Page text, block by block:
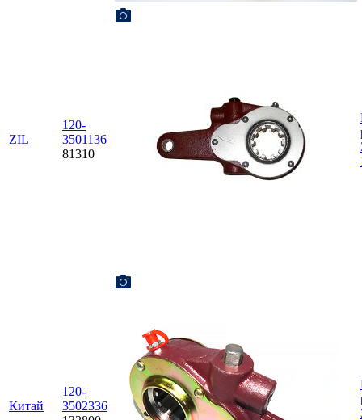
ZIL
120-
3501136
81310
Китай
120-
3502336